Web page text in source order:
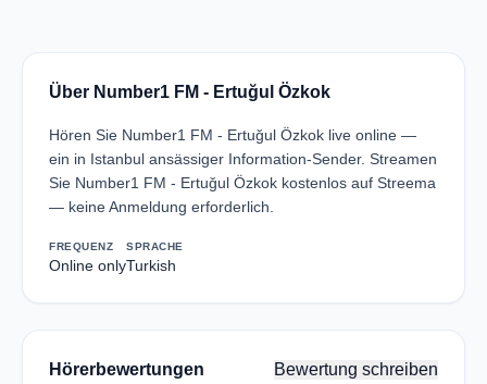
Über Number1 FM - Ertuğul Özkok
Hören Sie Number1 FM - Ertuğul Özkok live online —
ein in Istanbul ansässiger Information-Sender. Streamen
Sie Number1 FM - Ertuğul Özkok kostenlos auf Streema
— keine Anmeldung erforderlich.
FREQUENZ
Online only
SPRACHE
Turkish
Hörerbewertungen Bewertung schreiben